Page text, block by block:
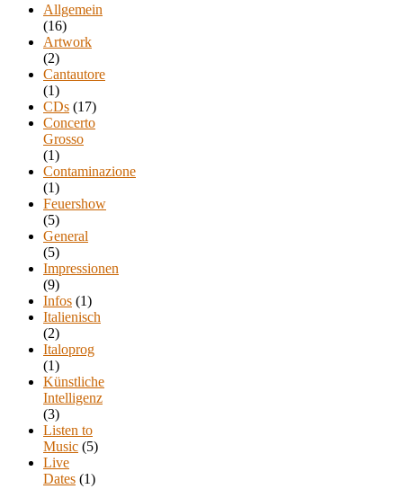
Allgemein
(16)
Artwork
(2)
Cantautore
(1)
CDs (17)
Concerto
Grosso
(1)
Contaminazione
(1)
Feuershow
(5)
General
(5)
Impressionen
(9)
Infos (1)
Italienisch
(2)
Italoprog
(1)
Künstliche
Intelligenz
(3)
Listen to
Music (5)
Live
Dates (1)